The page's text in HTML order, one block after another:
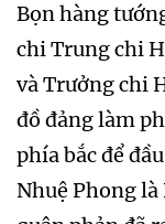
Bọn hàng
chi Trung chi
và Trưởng chi
đồ đảng làm
phía bắc để
Nhuệ Phong là